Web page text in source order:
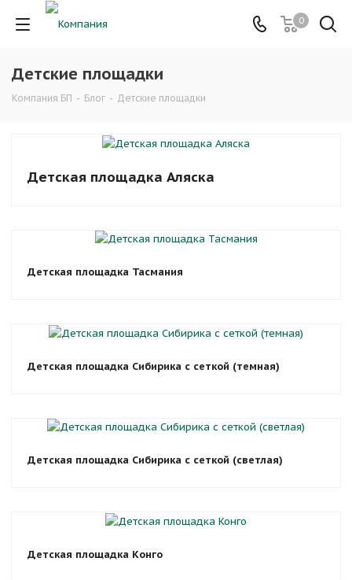
0
Детские площадки
Компания БП - Блог - Детские площадки
Детская площадка Аляска
Детская площадка Тасмания
Детская площадка Сибирика с сеткой (темная)
Детская площадка Сибирика с сеткой (светлая)
Детская площадка Конго